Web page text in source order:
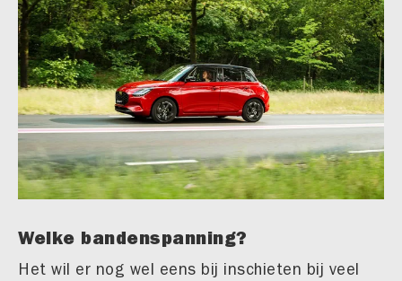
Welke bandenspanning?
Het wil er nog wel eens bij inschieten bij veel